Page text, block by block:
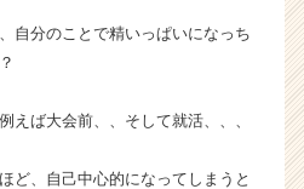
自分のことで精いっぱいになっち
ば大会前、、そして就活、、、
ど、自己中心的になってしまうと